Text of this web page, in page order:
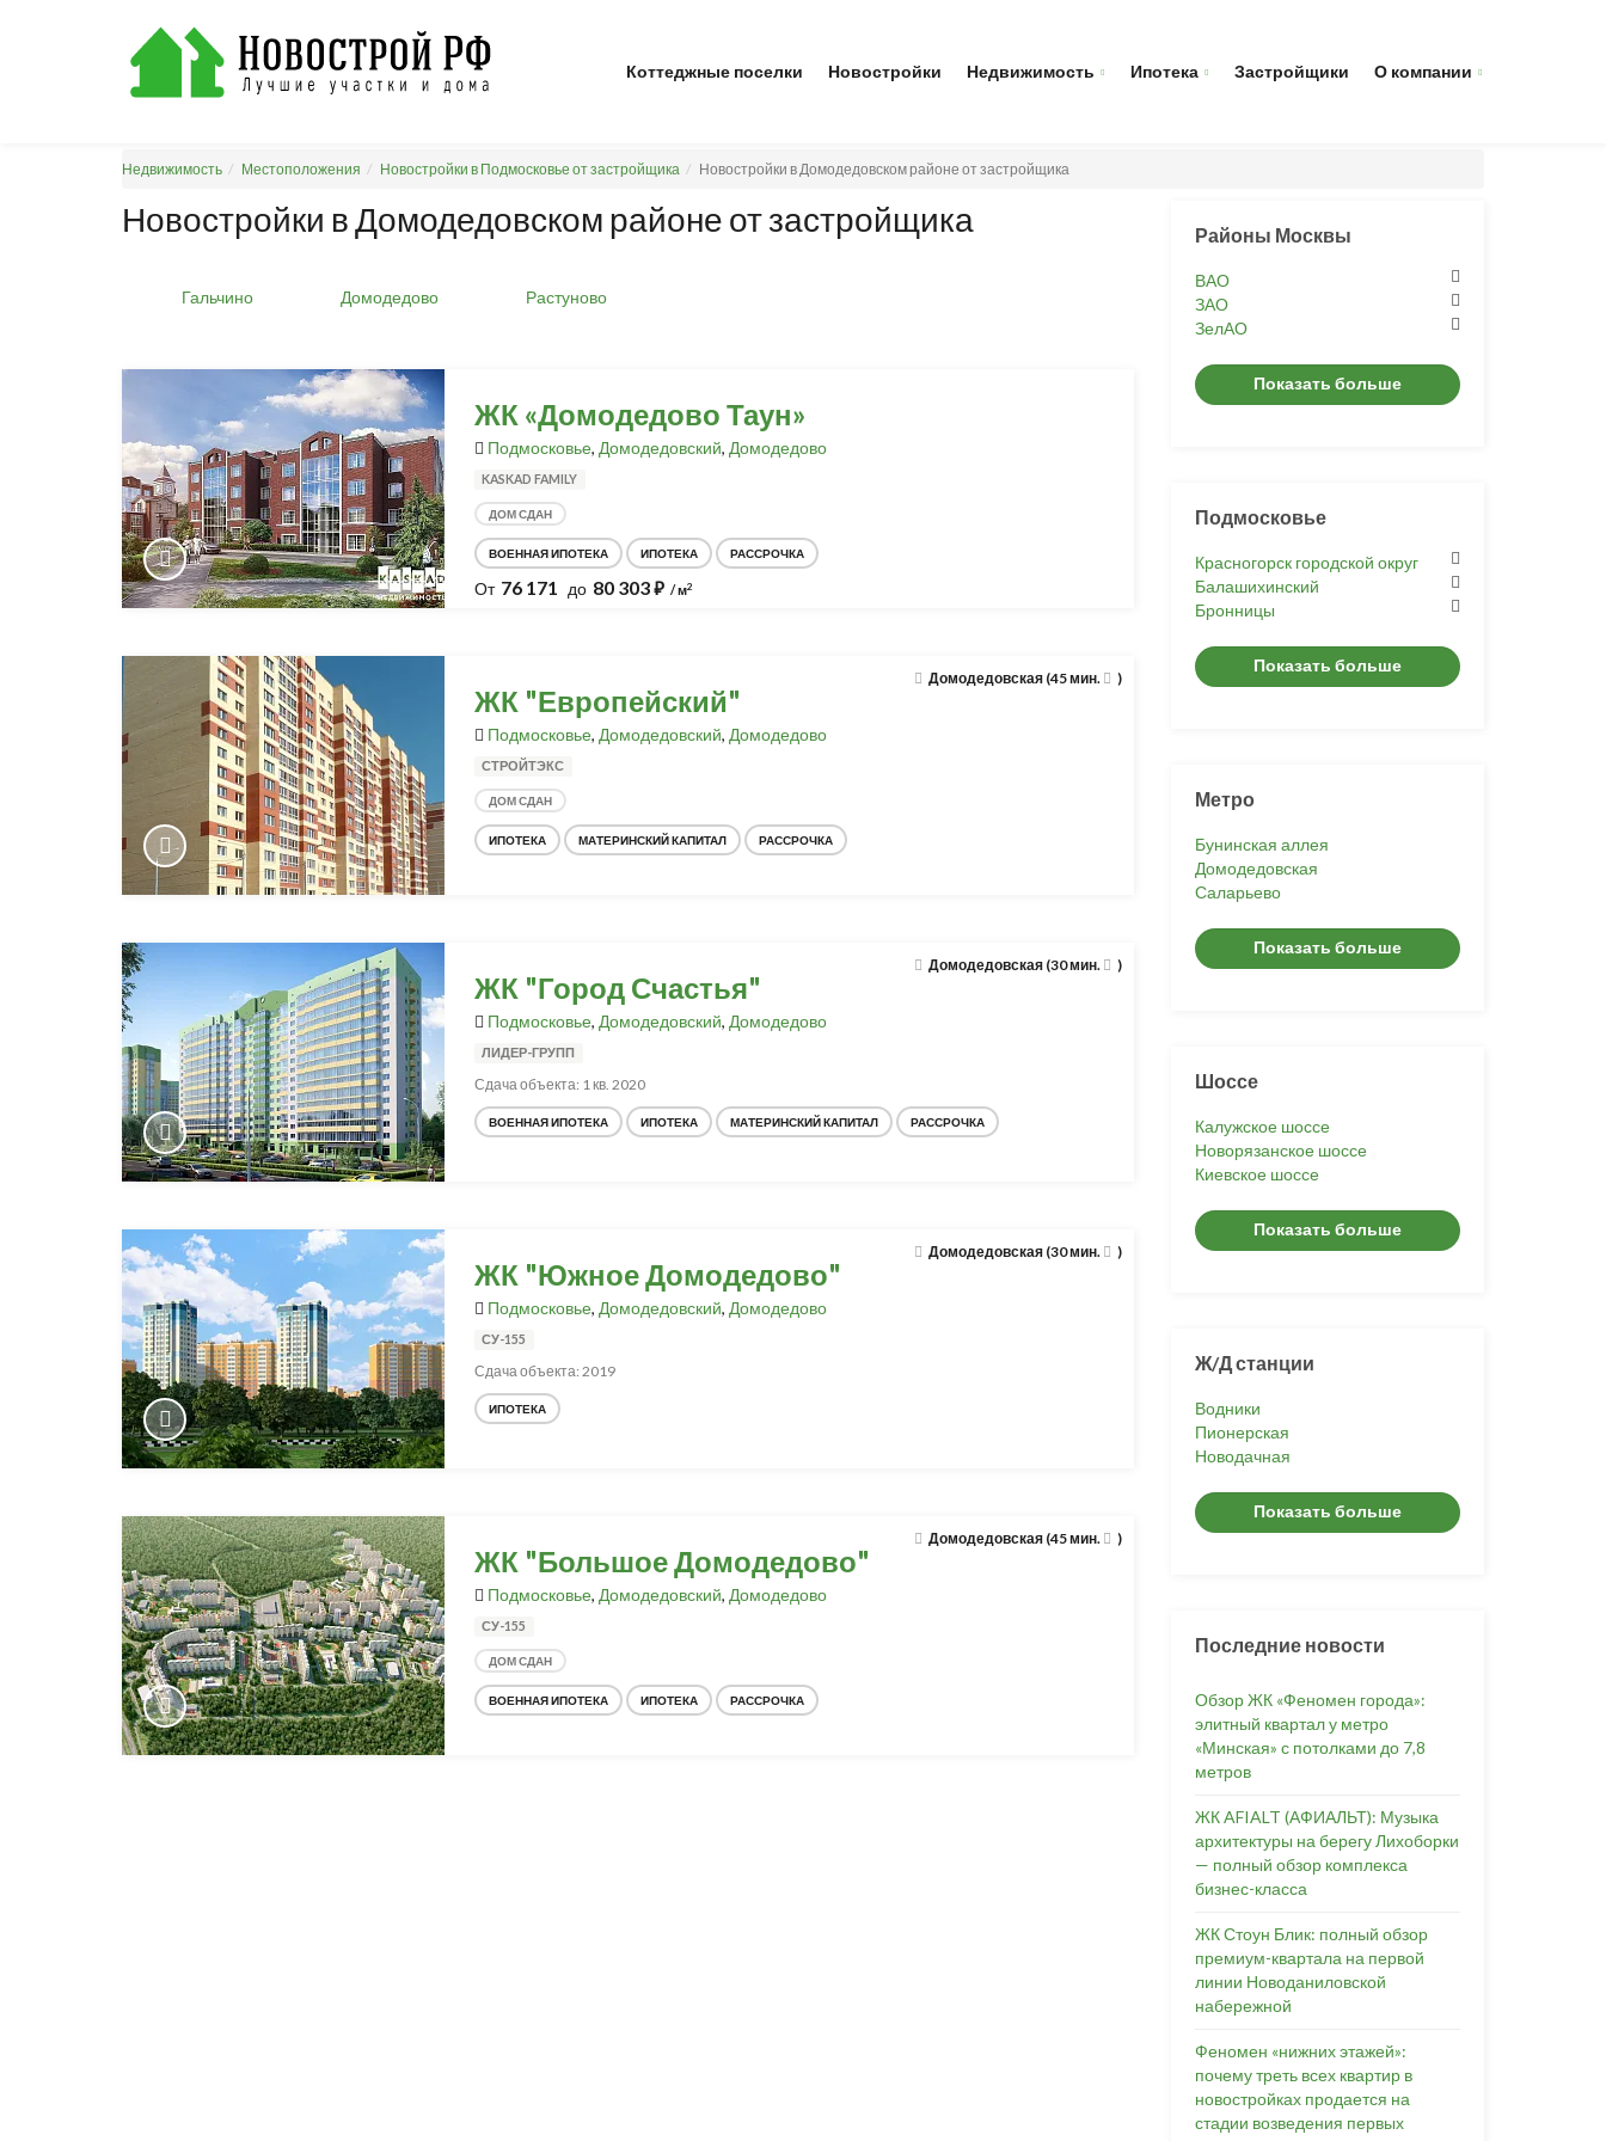
Коттеджные поселки Новостройки Недвижимость Ипотека Застройщики О компании
Недвижимость Местоположения Новостройки в Подмосковье от застройщика Новостройки в Домодедовском районе от застройщика
Новостройки в Домодедовском районе от застройщика
Гальчино Домодедово Растуново
ЖК «Домодедово Таун»
Подмосковье, Домодедовский, Домодедово
KASKAD FAMILY
ДОМ СДАН
ВОЕННАЯ ИПОТЕКА ИПОТЕКА РАССРОЧКА
От 76 171 до 80 303⃏ / м2
Домодедовская (45 мин. )
ЖК "Европейский"
Подмосковье, Домодедовский, Домодедово
СТРОЙТЭКС
ДОМ СДАН
ИПОТЕКА МАТЕРИНСКИЙ КАПИТАЛ РАССРОЧКА
Домодедовская (30 мин. )
ЖК "Город Счастья"
Подмосковье, Домодедовский, Домодедово
ЛИДЕР-ГРУПП
Сдача объекта: 1 кв. 2020
ВОЕННАЯ ИПОТЕКА ИПОТЕКА МАТЕРИНСКИЙ КАПИТАЛ РАССРОЧКА
Домодедовская (30 мин. )
ЖК "Южное Домодедово"
Подмосковье, Домодедовский, Домодедово
СУ-155
Сдача объекта: 2019
ИПОТЕКА
Домодедовская (45 мин. )
ЖК "Большое Домодедово"
Подмосковье, Домодедовский, Домодедово
СУ-155
ДОМ СДАН
ВОЕННАЯ ИПОТЕКА ИПОТЕКА РАССРОЧКА
Районы Москвы
ВАО
ЗАО
ЗелАО
Показать больше
Подмосковье
Красногорск городской округ
Балашихинский
Бронницы
Показать больше
Метро
Бунинская аллея
Домодедовская
Саларьево
Показать больше
Шоссе
Калужское шоссе
Новорязанское шоссе
Киевское шоссе
Показать больше
Ж/Д станции
Водники
Пионерская
Новодачная
Показать больше
Последние новости
Обзор ЖК «Феномен города»:
элитный квартал у метро
«Минская» с потолками до 7,8
метров
ЖК AFIALT (АФИАЛЬТ): Музыка
архитектуры на берегу Лихоборки
— полный обзор комплекса
бизнес-класса
ЖК Стоун Блик: полный обзор
премиум-квартала на первой
линии Новоданиловской
набережной
Феномен «нижних этажей»:
почему треть всех квартир в
новостройках продается на
стадии возведения первых